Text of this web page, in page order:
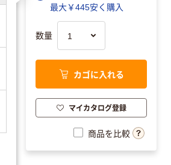
最大￥445安く購入
数量
カゴに入れる
マイカタログ登録
商品を比較